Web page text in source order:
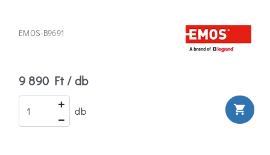
EMOS-B9691
9 890 Ft / db
db shopping_cart